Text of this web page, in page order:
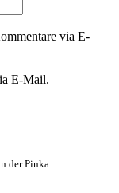
via E-
E-Mail.
der Pinka